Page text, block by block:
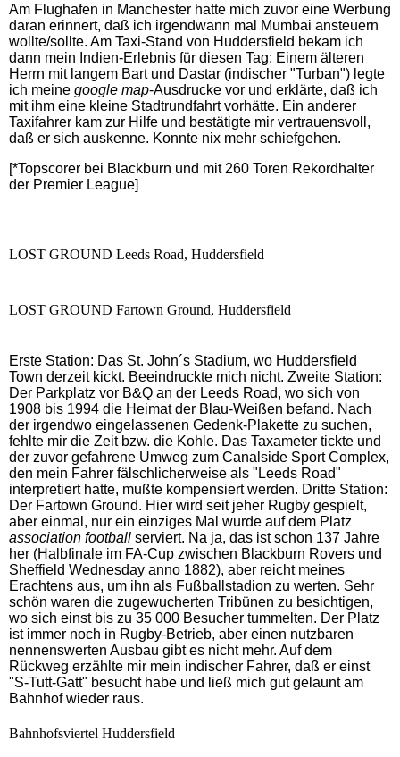
Am Flughafen in Manchester hatte mich zuvor eine Werbung
daran erinnert, daß ich irgendwann mal Mumbai ansteuern
wollte/sollte. Am Taxi-Stand von Huddersfield bekam ich
dann mein Indien-Erlebnis für diesen Tag: Einem älteren
Herrn mit langem Bart und Dastar (indischer "Turban") legte
ich meine google map-Ausdrucke vor und erklärte, daß ich
mit ihm eine kleine Stadtrundfahrt vorhätte. Ein anderer
Taxifahrer kam zur Hilfe und bestätigte mir vertrauensvoll,
daß er sich auskenne. Konnte nix mehr schiefgehen.
[*Topscorer bei Blackburn und mit 260 Toren Rekordhalter
der Premier League]
LOST GROUND Leeds Road, Huddersfield
LOST GROUND Fartown Ground, Huddersfield
Erste Station: Das St. John´s Stadium, wo Huddersfield
Town derzeit kickt. Beeindruckte mich nicht. Zweite Station:
Der Parkplatz vor B&Q an der Leeds Road, wo sich von
1908 bis 1994 die Heimat der Blau-Weißen befand. Nach
der irgendwo eingelassenen Gedenk-Plakette zu suchen,
fehlte mir die Zeit bzw. die Kohle. Das Taxameter tickte und
der zuvor gefahrene Umweg zum Canalside Sport Complex,
den mein Fahrer fälschlicherweise als "Leeds Road"
interpretiert hatte, mußte kompensiert werden. Dritte Station:
Der Fartown Ground. Hier wird seit jeher Rugby gespielt,
aber einmal, nur ein einziges Mal wurde auf dem Platz
association football serviert. Na ja, das ist schon 137 Jahre
her (Halbfinale im FA-Cup zwischen Blackburn Rovers und
Sheffield Wednesday anno 1882), aber reicht meines
Erachtens aus, um ihn als Fußballstadion zu werten. Sehr
schön waren die zugewucherten Tribünen zu besichtigen,
wo sich einst bis zu 35 000 Besucher tummelten. Der Platz
ist immer noch in Rugby-Betrieb, aber einen nutzbaren
nennenswerten Ausbau gibt es nicht mehr. Auf dem
Rückweg erzählte mir mein indischer Fahrer, daß er einst
"S-Tutt-Gatt" besucht habe und ließ mich gut gelaunt am
Bahnhof wieder raus.
Bahnhofsviertel Huddersfield